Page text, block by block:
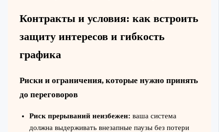
Контракты и условия: как встроить
защиту интересов и гибкость
графика
Риски и ограничения, которые нужно принять
до переговоров
Риск прерываний неизбежен: ваша система
должна выдерживать внезапные паузы без потери